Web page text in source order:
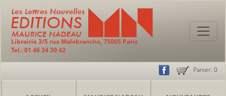
Librairie 3/5 rue Malebranche, 75005 Paris
Tel.: 01 46 34 30 42
Panier: 0